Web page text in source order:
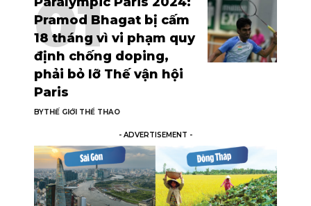
Pramod Bhagat bị cấm
18 tháng vì vi phạm quy
định chống doping,
phải bỏ lỡ Thế vận hội
Paris
BYTHẾ GIỚI THỂ THAO
- ADVERTISEMENT -